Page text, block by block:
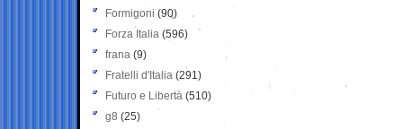
Formigoni (90)
Forza Italia (596)
frana (9)
Fratelli d'Italia (291)
Futuro e Libertà (510)
g8 (25)